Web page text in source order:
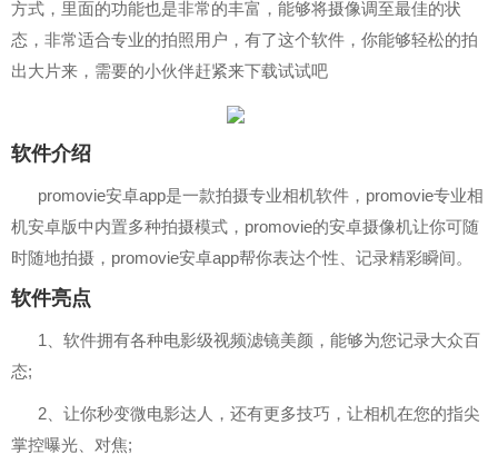
方式，里面的功能也是非常的丰富，能够将摄像调至最佳的状
态，非常适合专业的拍照用户，有了这个软件，你能够轻松的拍
出大片来，需要的小伙伴赶紧来下载试试吧
软件介绍
promovie安卓app是一款拍摄专业相机软件，promovie专业相
机安卓版中内置多种拍摄模式，promovie的安卓摄像机让你可随
时随地拍摄，promovie安卓app帮你表达个性、记录精彩瞬间。
软件亮点
1、软件拥有各种电影级视频滤镜美颜，能够为您记录大众百
态;
2、让你秒变微电影达人，还有更多技巧，让相机在您的指尖
掌控曝光、对焦;